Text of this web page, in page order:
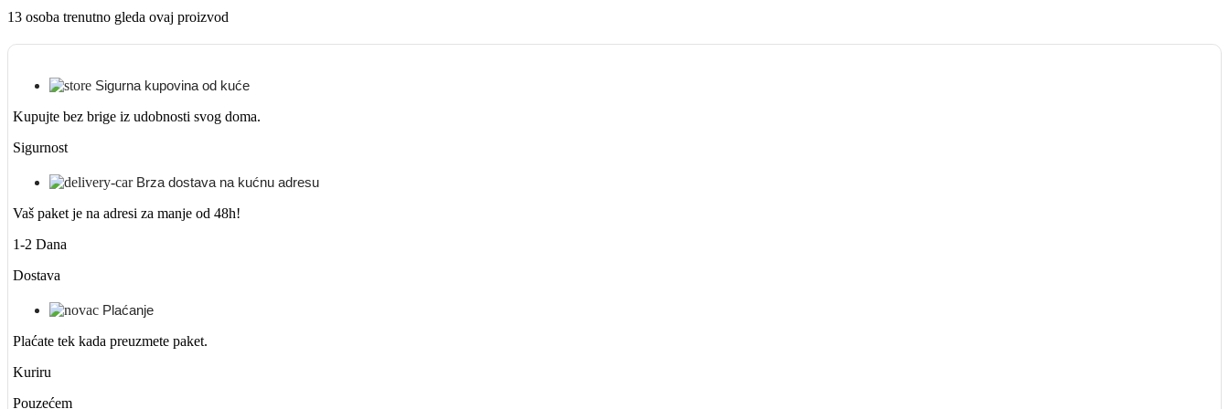
13 osoba trenutno gleda ovaj proizvod
Sigurna kupovina od kuće
Kupujte bez brige iz udobnosti svog doma.
Sigurnost
Brza dostava na kućnu adresu
Vaš paket je na adresi za manje od 48h!
1-2 Dana
Dostava
Plaćanje
Plaćate tek kada preuzmete paket.
Kuriru
Pouzećem